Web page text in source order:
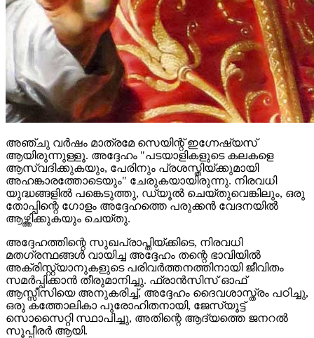
അഞ്ചു വർഷം മാത്രമേ സെയിന്റ് ഇഗ്നേഷ്യസ്
ആയിരുന്നുള്ളൂ. അദ്ദേഹം "പടയാളികളുടെ കലകളെ
ആസ്വദിക്കുകയും, പേരിനും പ്രശസ്തിയ്ക്കുമായി
അഹങ്കാരത്തോടെയും" ചേരുകയായിരുന്നു. നിരവധി
യുദ്ധങ്ങളിൽ പങ്കെടുത്തു, ഡ്യൂൽ ചെയ്തുവെങ്കിലും, ഒരു
തോപ്പിന്റെ ഗോളം അദ്ദേഹത്തെ പരുക്കൻ വേദനയിൽ
ആഴ്ത്തിക്കുകയും ചെയ്തു.
അദ്ദേഹത്തിന്റെ സുഖപ്രാപ്തിയ്ക്കിടെ, നിരവധി
മതഗ്രന്ഥങ്ങൾ വായിച്ച അദ്ദേഹം തന്റെ ഭാവിയിൽ
അക്രിസ്റ്റ്യാനുകളുടെ പരിവർത്തനത്തിനായി ജീവിതം
സമർപ്പിക്കാൻ തീരുമാനിച്ചു. ഫ്രാൻസിസ് ഓഫ്
ആസ്സീസിയെ അനുകരിച്ച്, അദ്ദേഹം ദൈവശാസ്ത്രം പഠിച്ചു,
ഒരു കത്തോലികാ പുരോഹിതനായി, ജേസ്യൂട്ട്
സൊസൈറ്റി സ്ഥാപിച്ചു, അതിന്റെ ആദ്യത്തെ ജനറൽ
സൂപ്പീരർ ആയി.